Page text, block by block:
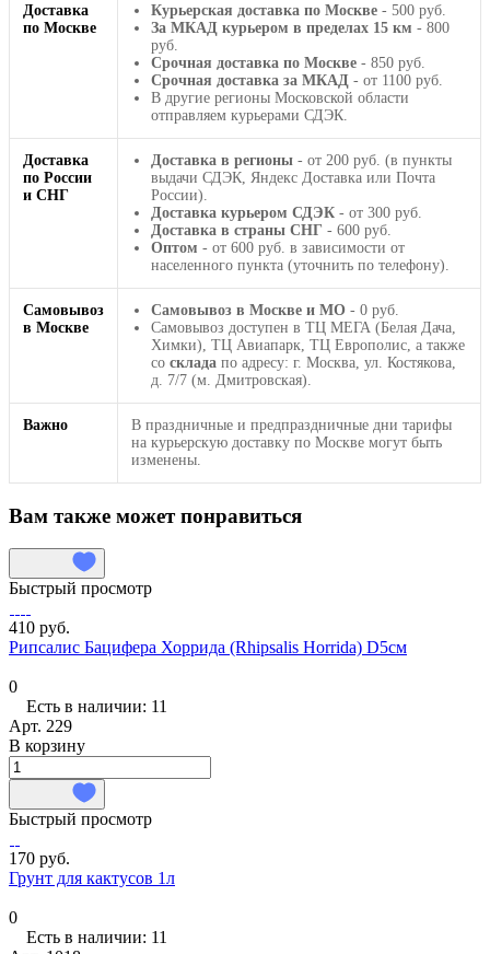
Доставка
по Москве
Курьерская доставка по Москве - 500 руб.
За МКАД курьером в пределах 15 км - 800
руб.
Срочная доставка по Москве - 850 руб.
Срочная доставка за МКАД - от 1100 руб.
В другие регионы Московской области
отправляем курьерами СДЭК.
Доставка
по России
и СНГ
Доставка в регионы - от 200 руб. (в пункты
выдачи СДЭК, Яндекс Доставка или Почта
России).
Доставка курьером СДЭК - от 300 руб.
Доставка в страны СНГ - 600 руб.
Оптом - от 600 руб. в зависимости от
населенного пункта (уточнить по телефону).
Самовывоз
в Москве
Самовывоз в Москве и МО - 0 руб.
Самовывоз доступен в ТЦ МЕГА (Белая Дача,
Химки), ТЦ Авиапарк, ТЦ Европолис, а также
со склада по адресу: г. Москва, ул. Костякова,
д. 7/7 (м. Дмитровская).
Важно
В праздничные и предпраздничные дни тарифы
на курьерскую доставку по Москве могут быть
изменены.
Вам также может понравиться
Быстрый просмотр
410 руб.
Рипсалис Бацифера Хоррида (Rhipsalis Horrida) D5см
0
Есть в наличии: 11
Арт. 229
В корзину
Быстрый просмотр
170 руб.
Грунт для кактусов 1л
0
Есть в наличии: 11